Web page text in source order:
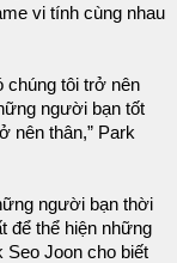
vi tính cùng nhau
chúng tôi trở nên
người bạn tốt
nên thân,” Park
người bạn thời
để thể hiện những
Joon cho biết